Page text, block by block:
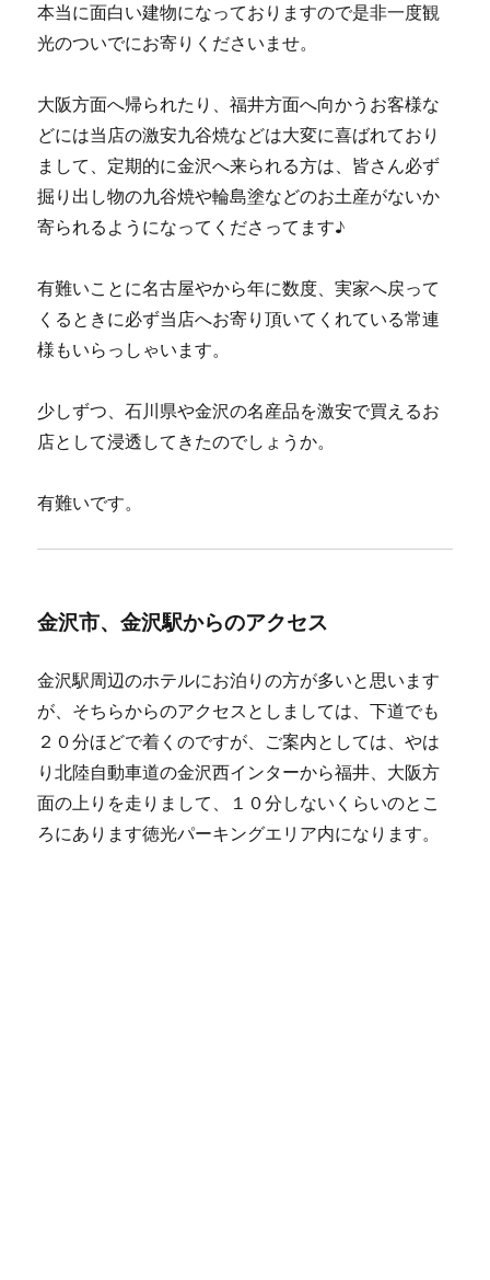
本当に面白い建物になっておりますので是非一度観
光のついでにお寄りくださいませ。
大阪方面へ帰られたり、福井方面へ向かうお客様な
どには当店の激安九谷焼などは大変に喜ばれており
まして、定期的に金沢へ来られる方は、皆さん必ず
掘り出し物の九谷焼や輪島塗などのお土産がないか
寄られるようになってくださってます♪
有難いことに名古屋やから年に数度、実家へ戻って
くるときに必ず当店へお寄り頂いてくれている常連
様もいらっしゃいます。
少しずつ、石川県や金沢の名産品を激安で買えるお
店として浸透してきたのでしょうか。
有難いです。
金沢市、金沢駅からのアクセス
金沢駅周辺のホテルにお泊りの方が多いと思います
が、そちらからのアクセスとしましては、下道でも
２０分ほどで着くのですが、ご案内としては、やは
り北陸自動車道の金沢西インターから福井、大阪方
面の上りを走りまして、１０分しないくらいのとこ
ろにあります徳光パーキングエリア内になります。